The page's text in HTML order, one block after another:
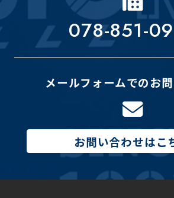
078-851-
メールフォームでのお
お問い合わせはこ